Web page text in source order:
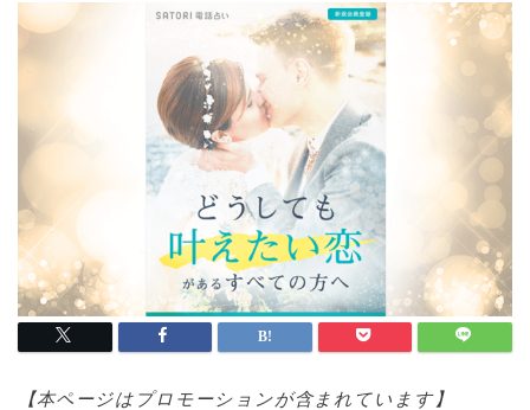
【本ページはプロモーションが含まれています】